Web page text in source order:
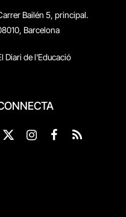
Bailén 5, principal.
Barcelona
Diari de l'Educació
X
Instagram
Facebook
RSS